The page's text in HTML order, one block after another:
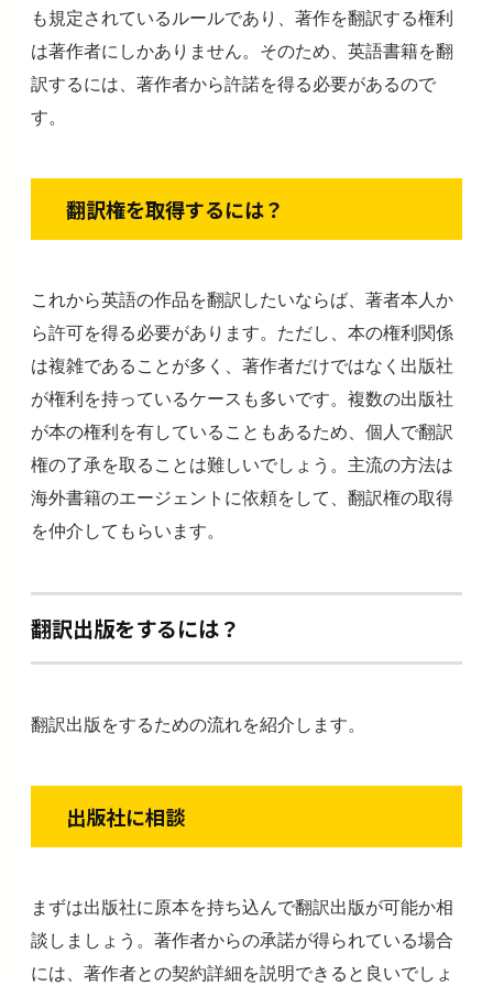
も規定されているルールであり、著作を翻訳する権利
は著作者にしかありません。そのため、英語書籍を翻
訳するには、著作者から許諾を得る必要があるので
す。
翻訳権を取得するには？
これから英語の作品を翻訳したいならば、著者本人か
ら許可を得る必要があります。ただし、本の権利関係
は複雑であることが多く、著作者だけではなく出版社
が権利を持っているケースも多いです。複数の出版社
が本の権利を有していることもあるため、個人で翻訳
権の了承を取ることは難しいでしょう。主流の方法は
海外書籍のエージェントに依頼をして、翻訳権の取得
を仲介してもらいます。
翻訳出版をするには？
翻訳出版をするための流れを紹介します。
出版社に相談
まずは出版社に原本を持ち込んで翻訳出版が可能か相
談しましょう。著作者からの承諾が得られている場合
には、著作者との契約詳細を説明できると良いでしょ